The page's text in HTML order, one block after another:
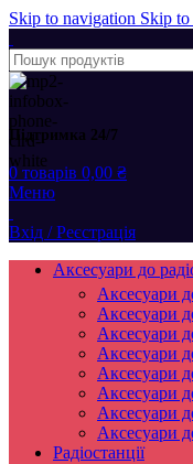
Skip to navigation Skip
Підтримка 24/7
0 товарів 0,00 ₴
Меню
Вхід / Реєстрація
Аксесуари до
Аксесуари
Аксесуари
Аксесуари
Аксесуари
Аксесуари
Аксесуари
Аксесуари
Аксесуари
Радіостанції